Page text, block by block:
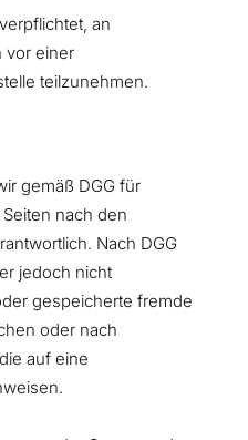
an
vor einer
teilzunehmen.
gemäß DGG für
nach den
Nach DGG
jedoch nicht
gespeicherte fremde
oder nach
auf eine